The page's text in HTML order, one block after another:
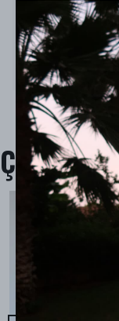
Ürün Açıklaması
Model Ölçüleri :
Modelin Beden : S
Ürün İçeriği :
Ürün Boyu : 52
Çok